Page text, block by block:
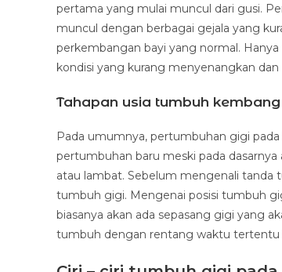
pertama yang mulai muncul dari gusi.
muncul dengan berbagai gejala yang
perkembangan bayi yang normal. Hanya
kondisi yang kurang menyenangkan
Tahapan usia tumbuh
Pada umumnya, pertumbuhan gigi
pertumbuhan baru meski pada
atau lambat. Sebelum mengenali tanda
tumbuh gigi. Mengenai posisi tumbuh
biasanya akan ada sepasang gigi yang
tumbuh dengan rentang waktu tertentu